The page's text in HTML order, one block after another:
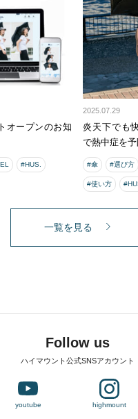
オープンのお知
#HUS.
2025.07.29
炎天下でも
で熱中症を予
#傘 #選び方
#使い方
一覧を見る
Follow us
ハイマウント公式SNSアカウント
youtube highmount